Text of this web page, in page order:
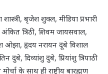
बृजेश शुक्ल, मीडिया प्रभारी
त्रिठी, शिवम जायसवाल,
ओझा, हृदय नरायन दूबे विशाल
दिव्यांशु दुबे, प्रियांशु त्रिपाठी
के साथ ही राष्ट्रीय बा्रह्मण